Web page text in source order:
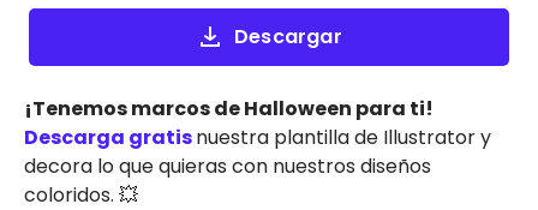
Descargar
¡Tenemos marcos de Halloween para ti!
Descarga gratisnuestra plantilla de Illustrator y
decora lo que quieras con nuestros diseños
coloridos. 💥